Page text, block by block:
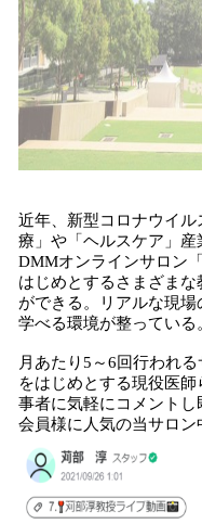
近年、新型コロナウイ
療」や「ヘルスケア」産
DMMオンラインサロン
はじめとするさまざま
ができる。リアルな現
学べる環境が整っている
月あたり5～6回行われ
をはじめとする現役医
事者に気軽にコメント
会員様に人気の当サロン